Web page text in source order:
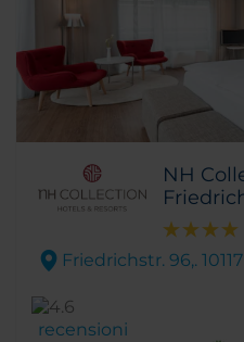
NH
Friedrichstr. 96,.
recensioni